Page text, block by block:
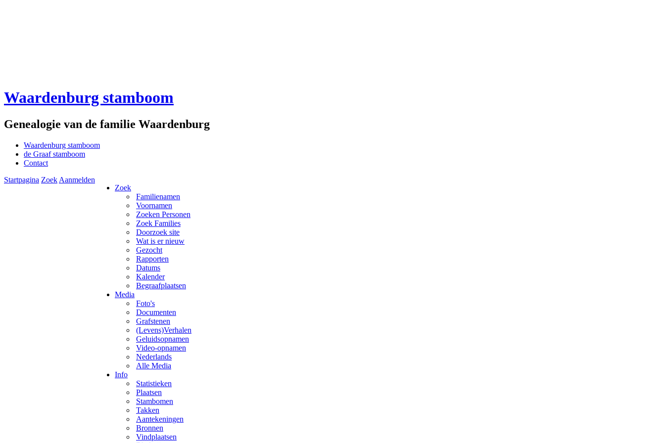
Waardenburg stamboom
Genealogie van de familie Waardenburg
Waardenburg stamboom
de Graaf stamboom
Contact
Startpagina Zoek Aanmelden
Zoek
Familienamen
Voornamen
Zoeken Personen
Zoek Families
Doorzoek site
Wat is er nieuw
Gezocht
Rapporten
Datums
Kalender
Begraafplaatsen
Media
Foto's
Documenten
Grafstenen
(Levens)Verhalen
Geluidsopnamen
Video-opnamen
Nederlands
Alle Media
Info
Statistieken
Plaatsen
Stambomen
Takken
Aantekeningen
Bronnen
Vindplaatsen